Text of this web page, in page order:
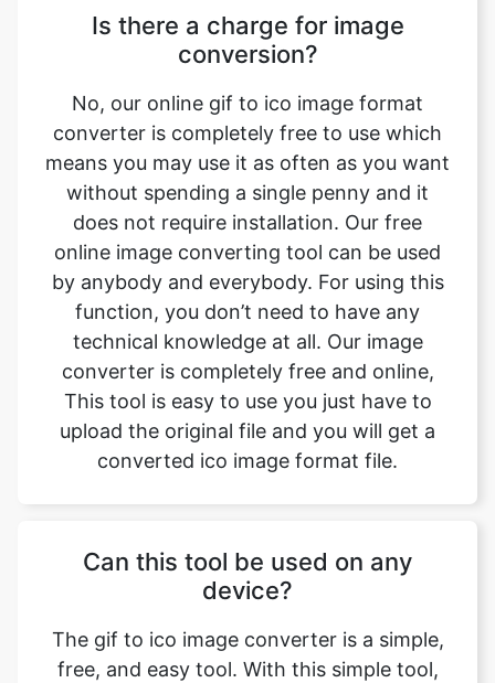
converter is completely free to use which
means you may use it as often as you want
without spending a single penny and it
does not require installation. Our free
online image converting tool can be used
by anybody and everybody. For using this
function, you don’t need to have any
technical knowledge at all. Our image
converter is completely free and online,
This tool is easy to use you just have to
upload the original file and you will get a
converted ico image format file.
Can this tool be used on any
free, and easy tool. With this simple tool,
we can easily change the file format. This
tool is accessible to anyone on the internet
and may be used on any device. Our main